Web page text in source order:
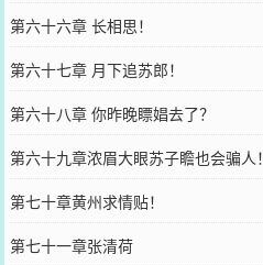
第六十六章 长相思！
第六十七章 月下追苏郎！
第六十八章 你昨晚瞟娼去了？
第六十九章浓眉大眼苏子瞻也会骗人！
第七十章黄州求情贴！
第七十一章张清荷